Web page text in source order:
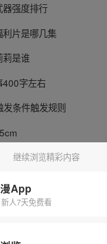
强度排行
片是哪几集
莉是谁
400字左右
条件触发规则
常扮演谁啊
继续浏览精彩内容
App
人7天免费看